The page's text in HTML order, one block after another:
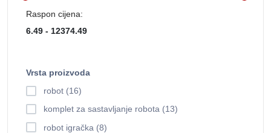
Raspon cijena:
Vrsta proizvoda
robot (16)
komplet za sastavljanje robota (13)
robot igračka (8)